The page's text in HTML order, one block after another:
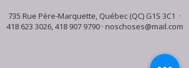
735 Rue Père-Marquette, Québec (QC) G1S 3C1 ·
418 623 3026,418 907 9790· noschoses@mail.com